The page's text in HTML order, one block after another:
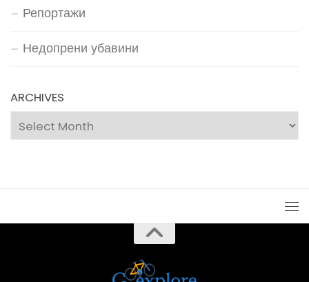
Репортажи
Недопрени убавини
ARCHIVES
Archives